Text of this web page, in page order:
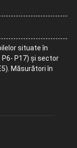
situate în
P17) și sector
Măsurători în